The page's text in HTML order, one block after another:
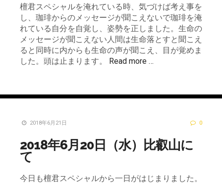
檀君スペシャルを淹れている時、気づけば考え事を
し、珈琲からのメッセージが聞こえないで珈琲を淹
れている自分を自覚し、姿勢を正しました。生命の
メッセージが聞こえない人間は生命落とすと聞こえ
ると同時に内からも生命の声が聞こえ、目が覚めま
した。頭は止まります。
Read more …
2018年6月21日 0
2018年6月20日（水）比叡山に
て
今日も檀君スペシャルから一日がはじまりました。